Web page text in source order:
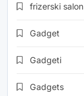
frizerski salon
Gadget
Gadgeti
Gadgets